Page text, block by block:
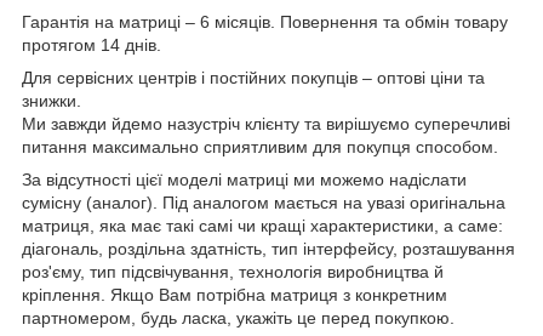
Гарантія на матриці – 6 місяців. Повернення та обмін товару
протягом 14 днів.
Для сервісних центрів і постійних покупців – оптові ціни та
знижки.
Ми завжди йдемо назустріч клієнту та вирішуємо суперечливі
питання максимально сприятливим для покупця способом.
За відсутності цієї моделі матриці ми можемо надіслати
сумісну (аналог). Під аналогом мається на увазі оригінальна
матриця, яка має такі самі чи кращі характеристики, а саме:
діагональ, роздільна здатність, тип інтерфейсу, розташування
роз'єму, тип підсвічування, технологія виробництва й
кріплення. Якщо Вам потрібна матриця з конкретним
партномером, будь ласка, укажіть це перед покупкою.